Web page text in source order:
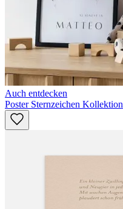
Auch entdecken
Poster Sternzeichen Kollektion